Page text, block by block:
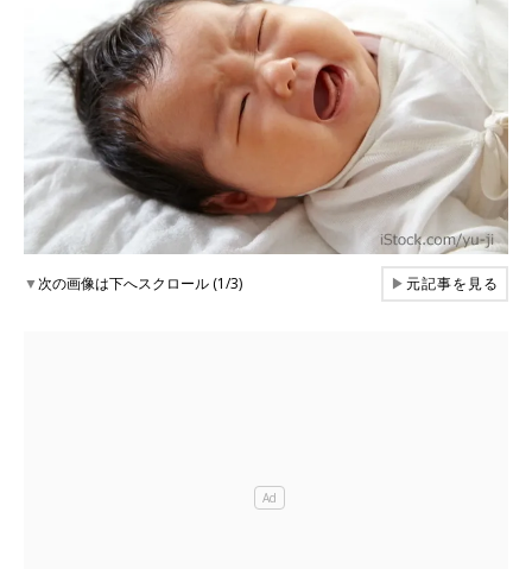
▼次の画像は下へスクロール (1/3) ▶元記事を見る